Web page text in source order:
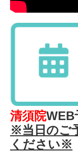
清須院WEB
※当日のご
ください※